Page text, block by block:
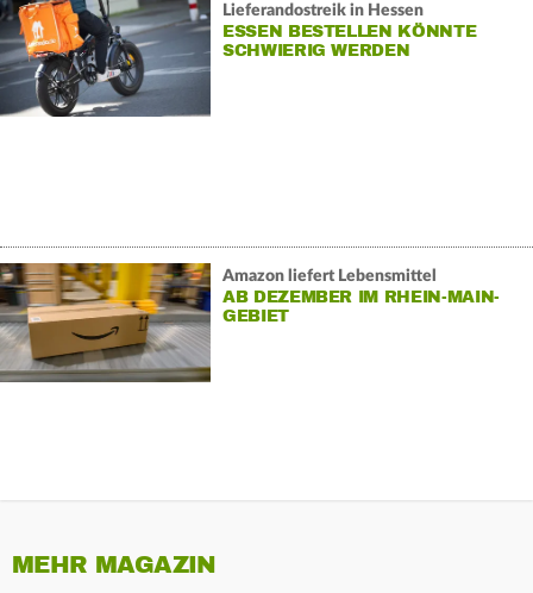
Lieferandostreik in Hessen
ESSEN BESTELLEN KÖNNTE
SCHWIERIG WERDEN
Amazon liefert Lebensmittel
AB DEZEMBER IM RHEIN-MAIN-
GEBIET
MEHR MAGAZIN